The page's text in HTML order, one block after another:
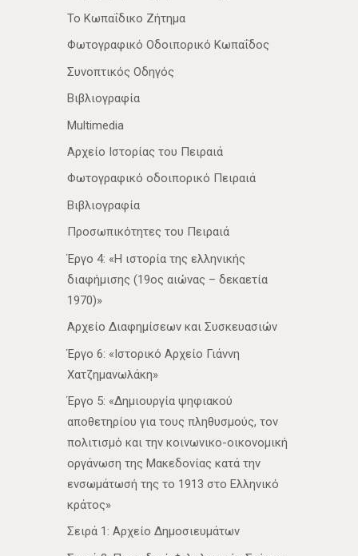
Το Κωπαΐδικο Ζήτημα
Φωτογραφικό Οδοιπορικό Κωπαΐδος
Συνοπτικός Οδηγός
Βιβλιογραφία
Multimedia
Αρχείο Ιστορίας του Πειραιά
Φωτογραφικό οδοιπορικό Πειραιά
Βιβλιογραφία
Προσωπικότητες του Πειραιά
Έργο 4: «Η ιστορία της ελληνικής
διαφήμισης (19ος αιώνας – δεκαετία
1970)»
Αρχείο Διαφημίσεων και Συσκευασιών
Έργο 6: «Ιστορικό Αρχείο Γιάννη
Χατζημανωλάκη»
Έργο 5: «Δημιουργία ψηφιακού
αποθετηρίου για τους πληθυσμούς, τον
πολιτισμό και την κοινωνικο-οικονομική
οργάνωση της Μακεδονίας κατά την
ενσωμάτωσή της το 1913 στο Ελληνικό
κράτος»
Σειρά 1: Αρχείο Δημοσιευμάτων